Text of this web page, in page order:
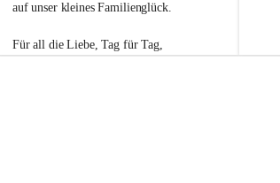
auf unser kleines Familienglück.
Für all die Liebe, Tag für Tag,